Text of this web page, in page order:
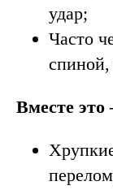
удар;
Часто
спиной,
Вместе